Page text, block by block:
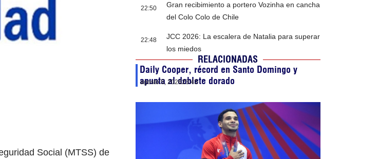
Social (MTSS) de
22:50
Gran recibimiento a portero Vozinha en cancha
del Colo Colo de Chile
22:48
JCC 2026: La escalera de Natalia para superar
los miedos
RELACIONADAS
Daily Cooper, récord en Santo Domingo y
apunta al doblete dorado
agosto 5, 202623:43